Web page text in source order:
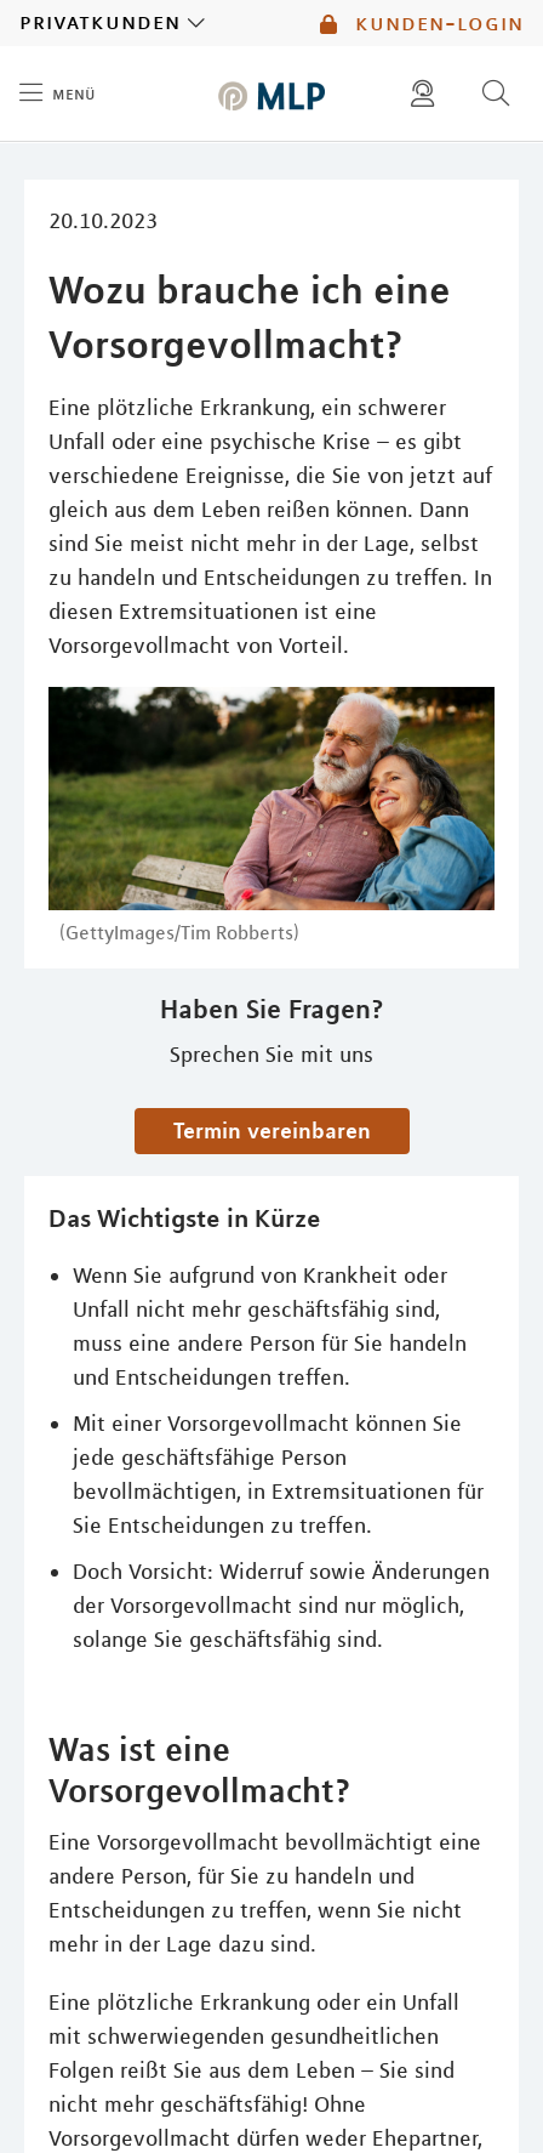
kunden-login
privatkunden
menü
20.10.2023
Wozu brauche ich eine
Vorsorgevollmacht?
Eine plötzliche Erkrankung, ein schwerer
Unfall oder eine psychische Krise – es gibt
verschiedene Ereignisse, die Sie von jetzt auf
gleich aus dem Leben reißen können. Dann
sind Sie meist nicht mehr in der Lage, selbst
zu handeln und Entscheidungen zu treffen. In
diesen Extremsituationen ist eine
Vorsorgevollmacht von Vorteil.
(GettyImages/Tim Robberts)
Haben Sie Fragen?
Sprechen Sie mit uns
Termin vereinbaren
Das Wichtigste in Kürze
Wenn Sie aufgrund von Krankheit oder
Unfall nicht mehr geschäftsfähig sind,
muss eine andere Person für Sie handeln
und Entscheidungen treffen.
Mit einer Vorsorgevollmacht können Sie
jede geschäftsfähige Person
bevollmächtigen, in Extremsituationen für
Sie Entscheidungen zu treffen.
Doch Vorsicht: Widerruf sowie Änderungen
der Vorsorgevollmacht sind nur möglich,
solange Sie geschäftsfähig sind.
Was ist eine
Vorsorgevollmacht?
Eine Vorsorgevollmacht bevollmächtigt eine
andere Person, für Sie zu handeln und
Entscheidungen zu treffen, wenn Sie nicht
mehr in der Lage dazu sind.
Eine plötzliche Erkrankung oder ein Unfall
mit schwerwiegenden gesundheitlichen
Folgen reißt Sie aus dem Leben – Sie sind
nicht mehr geschäftsfähig! Ohne
Vorsorgevollmacht dürfen weder Ehepartner,